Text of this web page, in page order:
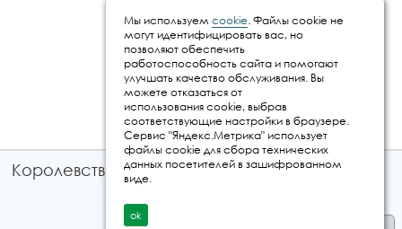
Королевство путешествий © 2026
Мы используем cookie. Файлы cookie не
могут идентифицировать вас, но
позволяют обеспечить
работоспособность сайта и помогают
улучшать качество обслуживания. Вы
можете отказаться от
использования cookie, выбрав
соответствующие настройки в браузере.
Сервис "Яндекс.Метрика" использует
файлы cookie для сбора технических
данных посетителей в зашифрованном
виде.
ok